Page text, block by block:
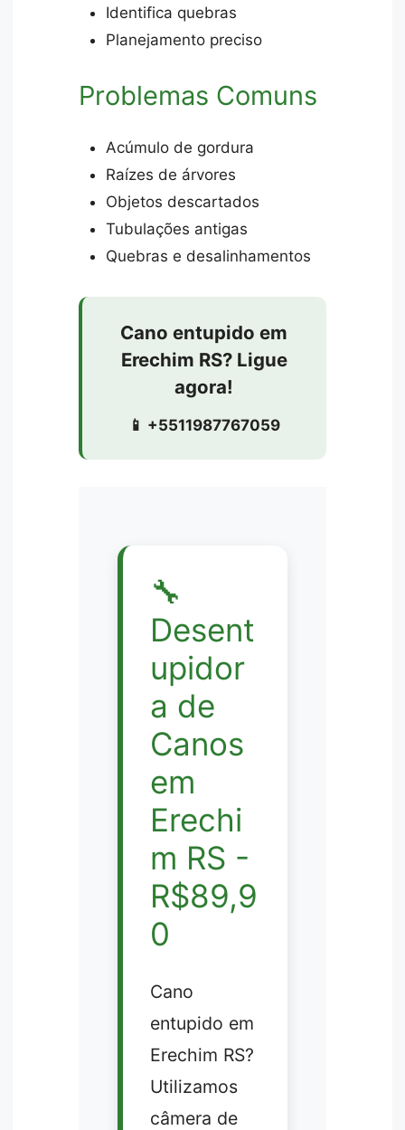
Identifica quebras
Planejamento preciso
Problemas Comuns
Acúmulo de gordura
Raízes de árvores
Objetos descartados
Tubulações antigas
Quebras e desalinhamentos
Cano entupido em
Erechim RS? Ligue
agora!
📱 +5511987767059
🔧
Desent
upidor
a de
Canos
em
Erechi
m RS -
R$89,9
0
Cano
entupido em
Erechim RS?
Utilizamos
câmera de